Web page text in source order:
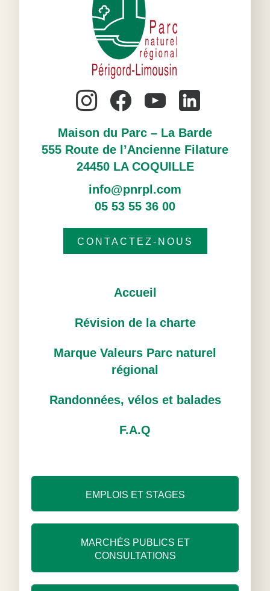
Maison du Parc – La Barde
555 Route de l’Ancienne Filature
24450 LA COQUILLE
info@pnrpl.com
05 53 55 36 00
CONTACTEZ-NOUS
Accueil
Révision de la charte
Marque Valeurs Parc naturel
régional
Randonnées, vélos et balades
F.A.Q
EMPLOIS ET STAGES
MARCHÉS PUBLICS ET
CONSULTATIONS